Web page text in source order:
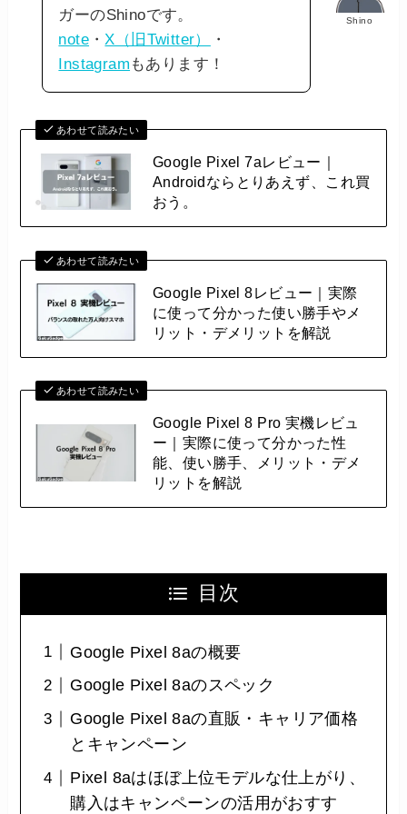
Shino
ガーのShinoです。
note ・X（旧Twitter）
・
Instagram もあります！
あわせて読みたい
Google Pixel 7aレビュー｜
Androidならとりあえず、これ買
おう。
あわせて読みたい
Google Pixel 8レビュー｜実際
に使って分かった使い勝手やメ
リット・デメリットを解説
あわせて読みたい
Google Pixel 8 Pro 実機レビュ
ー｜実際に使って分かった性
能、使い勝手、メリット・デメ
リットを解説
目次
Google Pixel 8aの概要
Google Pixel 8aのスペック
Google Pixel 8aの直販・キャリア価格
とキャンペーン
Pixel 8aはほぼ上位モデルな仕上がり、
購入はキャンペーンの活用がおすす